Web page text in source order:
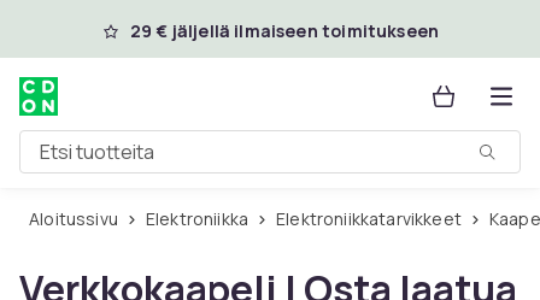
Ohita ja siirry pääsisältöön
29 € jäljellä ilmaiseen toimitukseen
Etsi tuotteita
Aloitussivu Elektroniikka Elektroniikkatarvikkeet
Verkkokaapeli | Osta laatua